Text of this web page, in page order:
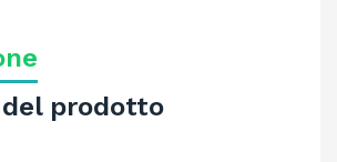
prodotto